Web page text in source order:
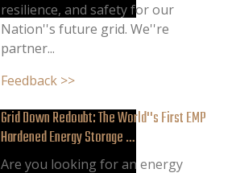
resilience, and safety for our
Nation''s future grid. We''re
partner...
Feedback >>
Grid Down Redoubt: The World''s First EMP
Hardened Energy Storage …
Are you looking for an energy